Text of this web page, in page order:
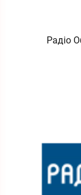
Радіо